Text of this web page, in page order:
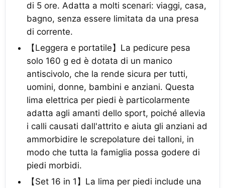
di 5 ore. Adatta a molti scenari: viaggi, casa,
bagno, senza essere limitata da una presa
di corrente.
【Leggera e portatile】La pedicure pesa
solo 160 g ed è dotata di un manico
antiscivolo, che la rende sicura per tutti,
uomini, donne, bambini e anziani. Questa
lima elettrica per piedi è particolarmente
adatta agli amanti dello sport, poiché allevia
i calli causati dall'attrito e aiuta gli anziani ad
ammorbidire le screpolature dei talloni, in
modo che tutta la famiglia possa godere di
piedi morbidi.
【Set 16 in 1】La lima per piedi include una